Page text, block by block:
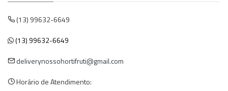
(13) 99632-6649
(13) 99632-6649
deliverynossohortifruti@gmail.com
Horário de Atendimento: